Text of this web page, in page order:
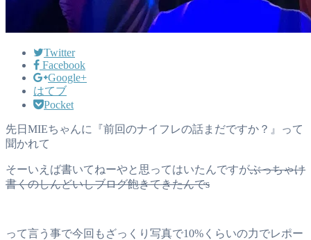
Twitter
Facebook
Google+
はてブ
Pocket
先日MIEちゃんに『前回のナイフレの話まだですか？』って
聞かれて
そーいえば書いてねーやと思ってはいたんですがぶっちゃけ
書くのしんどいしブログ飽きてきたんでs
って言う事で今回もざっくり写真で10%くらいの力でレポー